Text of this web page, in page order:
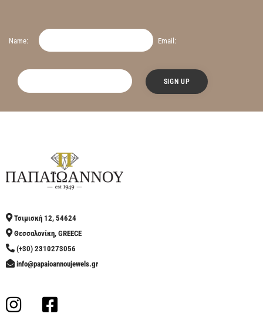
Name: Email:
Τσιμισκή 12, 54624
Θεσσαλονίκη, GREECE
(+30) 2310273056
info@papaioannoujewels.gr